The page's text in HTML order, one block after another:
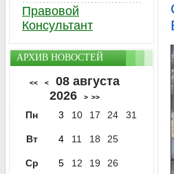
Правовой
Консультант
АРХИВ НОВОСТЕЙ
<< <
08 августа
2026
> >>
Пн 3 10 17 24 31
Вт 4 11 18 25
Ср 5 12 19 26